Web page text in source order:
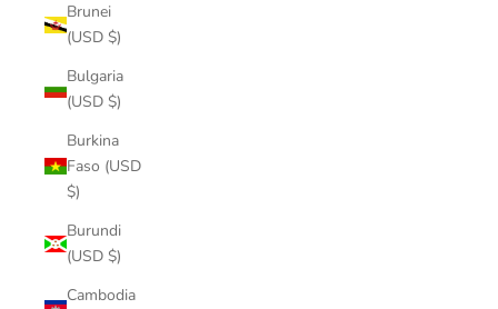
Brunei
(USD $)
Bulgaria
(USD $)
Burkina
Faso (USD
$)
Burundi
(USD $)
Cambodia